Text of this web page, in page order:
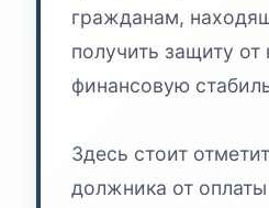
гражданам,
получить защиту
финансовую
Здесь стоит
должника от